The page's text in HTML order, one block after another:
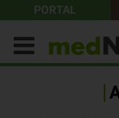
PORTAL